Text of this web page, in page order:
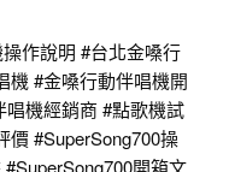
作說明 #台北金嗓行
機 #金嗓行動伴唱機開
唱機經銷商 #點歌機試
價#SuperSong700操
#SuperSong700開箱文